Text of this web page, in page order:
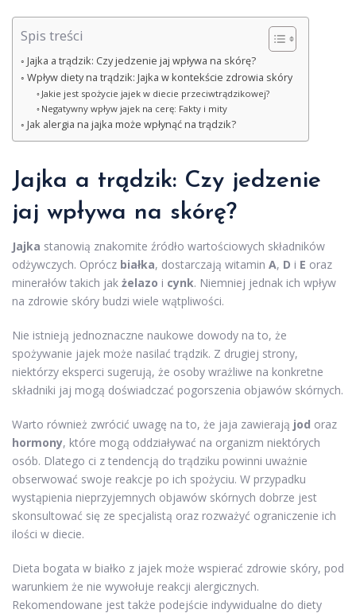
Spis treści
Jajka a trądzik: Czy jedzenie jaj wpływa na skórę?
Wpływ diety na trądzik: Jajka w kontekście zdrowia skóry
Jakie jest spożycie jajek w diecie przeciwtrądzikowej?
Negatywny wpływ jajek na cerę: Fakty i mity
Jak alergia na jajka może wpłynąć na trądzik?
Jajka a trądzik: Czy jedzenie
jaj wpływa na skórę?
Jajka stanowią znakomite źródło wartościowych składników
odżywczych. Oprócz białka, dostarczają witamin A, D i E oraz
minerałów takich jak żelazo i cynk. Niemniej jednak ich wpływ
na zdrowie skóry budzi wiele wątpliwości.
Nie istnieją jednoznaczne naukowe dowody na to, że
spożywanie jajek może nasilać trądzik. Z drugiej strony,
niektórzy eksperci sugerują, że osoby wrażliwe na konkretne
składniki jaj mogą doświadczać pogorszenia objawów skórnych.
Warto również zwrócić uwagę na to, że jaja zawierają jod oraz
hormony, które mogą oddziaływać na organizm niektórych
osób. Dlatego ci z tendencją do trądziku powinni uważnie
obserwować swoje reakcje po ich spożyciu. W przypadku
wystąpienia nieprzyjemnych objawów skórnych dobrze jest
skonsultować się ze specjalistą oraz rozważyć ograniczenie ich
ilości w diecie.
Dieta bogata w białko z jajek może wspierać zdrowie skóry, pod
warunkiem że nie wywołuje reakcji alergicznych.
Rekomendowane jest także podejście indywidualne do diety